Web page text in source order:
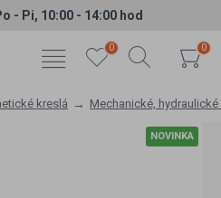
- Pi, 10:00 - 14:00 hod
0 0
kreslá Mechanické,
NOVINKA